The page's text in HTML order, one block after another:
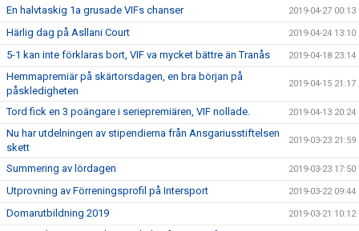
En halvtaskig 1a grusade VIFs chanser 2019-04-27 00:13
Härlig dag på Asllani Court 2019-04-24 13:10
5-1 kan inte förklaras bort, VIF va mycket bättre än Tranås 2019-04-18 23:14
Hemmapremiär på skärtorsdagen, en bra början på
påskledigheten
2019-04-15 21:17
Tord fick en 3 poängare i seriepremiären, VIF nollade. 2019-04-13 20:24
Nu har utdelningen av stipendierna från Ansgariusstiftelsen
skett
2019-03-23 21:59
Summering av lördagen 2019-03-23 17:50
Utprovning av Förreningsprofil på Intersport 2019-03-22 09:44
Domarutbildning 2019 2019-03-21 10:12